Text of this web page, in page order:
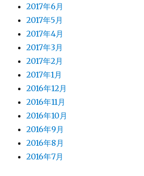
2017年6月
2017年5月
2017年4月
2017年3月
2017年2月
2017年1月
2016年12月
2016年11月
2016年10月
2016年9月
2016年8月
2016年7月